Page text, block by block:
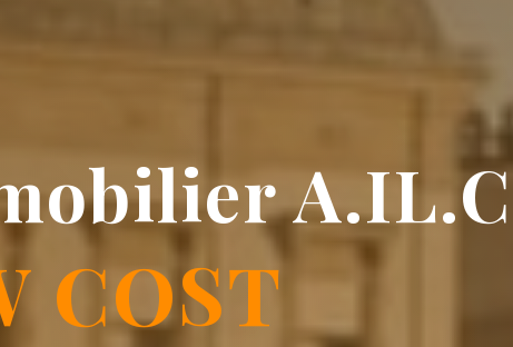
A.IL.C
COST